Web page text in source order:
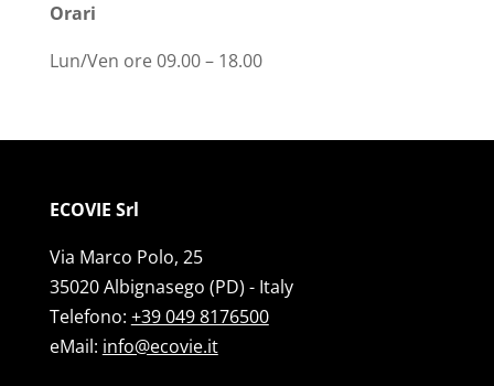
Orari
Lun/Ven ore 09.00 – 18.00
ECOVIE Srl
Via Marco Polo, 25
35020 Albignasego (PD) - Italy
Telefono: +39 049 8176500
eMail: info@ecovie.it